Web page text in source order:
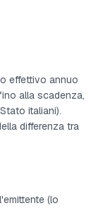
effettivo annuo
alla scadenza,
italiani).
differenza tra
(lo